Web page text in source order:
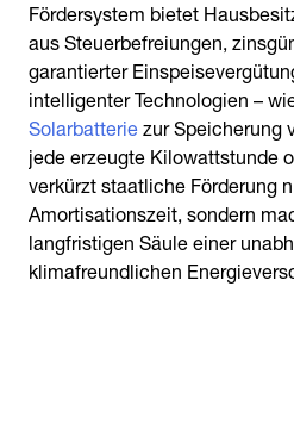
Fördersystem bietet
aus Steuerbefreiungen,
garantierter
intelligenter Technologien –
Solarbatterie zur Speicherung
jede erzeugte Kilowattstunde
verkürzt staatliche Förderung
Amortisationszeit, sondern
langfristigen Säule einer
klimafreundlichen